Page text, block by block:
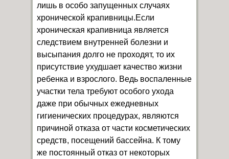
лишь в особо запущенных случаях
хронической крапивницы.Если
хроническая крапивница является
следствием внутренней болезни и
высыпания долго не проходят, то их
присутствие ухудшает качество жизни
ребенка и взрослого. Ведь воспаленные
участки тела требуют особого ухода
даже при обычных ежедневных
гигиенических процедурах, являются
причиной отказа от части косметических
средств, посещений бассейна. К тому
же постоянный отказ от некоторых